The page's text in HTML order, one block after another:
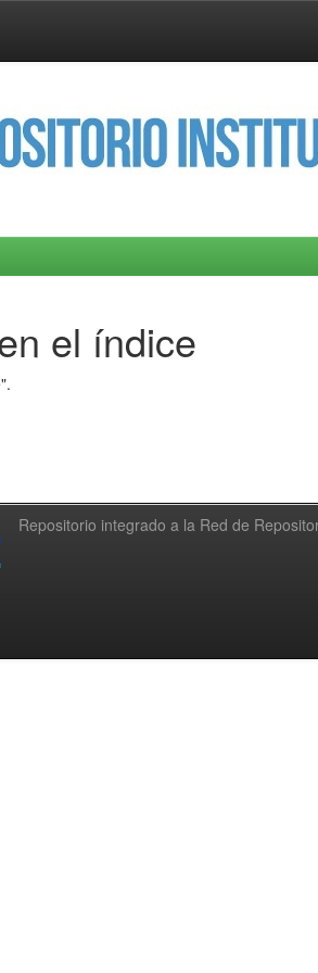
el índice
Repositorio integrado a la Red de